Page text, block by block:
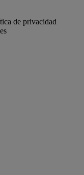
de privacidad